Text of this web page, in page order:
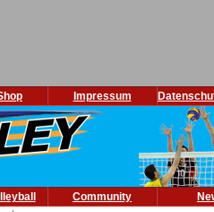
Impressum
Community